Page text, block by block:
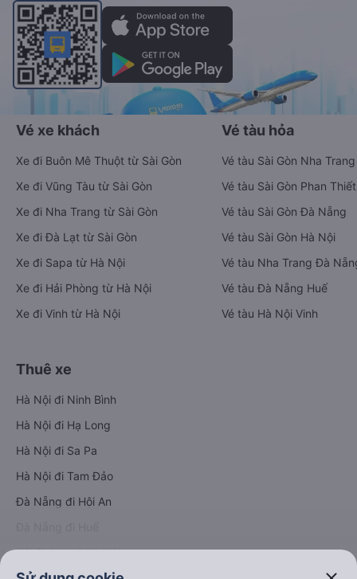
Vé xe khách
Xe đi Buôn Mê Thuột từ Sài Gòn
Xe đi Vũng Tàu từ Sài Gòn
Xe đi Nha Trang từ Sài Gòn
Xe đi Đà Lạt từ Sài Gòn
Xe đi Sapa từ Hà Nội
Xe đi Hải Phòng từ Hà Nội
Xe đi Vinh từ Hà Nội
Vé tàu hỏa
Vé tàu Sài Gòn Nha Trang
Vé tàu Sài Gòn Phan Thiết
Vé tàu Sài Gòn Đà Nẵng
Vé tàu Sài Gòn Hà Nội
Vé tàu Nha Trang Đà
Vé tàu Đà Nẵng Huế
Vé tàu Hà Nội Vinh
Thuê xe
Hà Nội đi Ninh Bình
Hà Nội đi Hạ Long
Hà Nội đi Sa Pa
Hà Nội đi Tam Đảo
Đà Nẵng đi Hội An
Hải Phòng đi Hà Nội